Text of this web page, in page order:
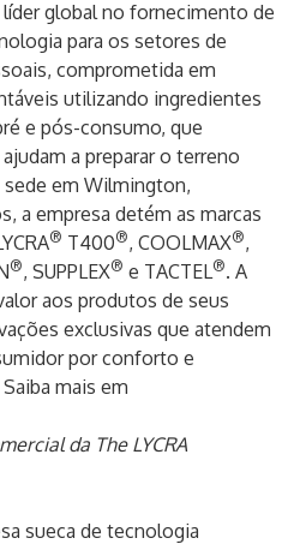
líder global no fornecimento de
para os setores de
comprometida em
​​utilizando ingredientes
e pós-consumo, que
a preparar o terreno
sede em Wilmington,
a empresa detém as marcas
® T400®, COOLMAX®,
®, SUPPLEX® e TACTEL®. A
aos produtos de seus
exclusivas que atendem
por conforto e
mais em
da The LYCRA
sueca de tecnologia